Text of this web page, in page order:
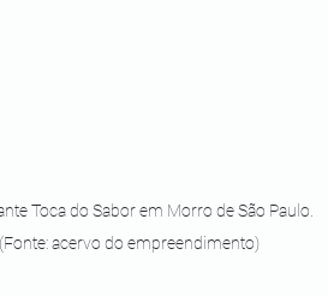
Toca do Sabor em Morro de São Paulo.
(Fonte: acervo do empreendimento)